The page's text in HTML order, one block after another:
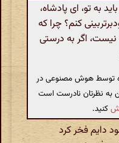
به تو، ای پادشاه،
کنم؟ چرا که
اگر به درستی
توسط هوش مصنوعی در
به نظرتان نادرست است
کنید.
دایم فخر کرد